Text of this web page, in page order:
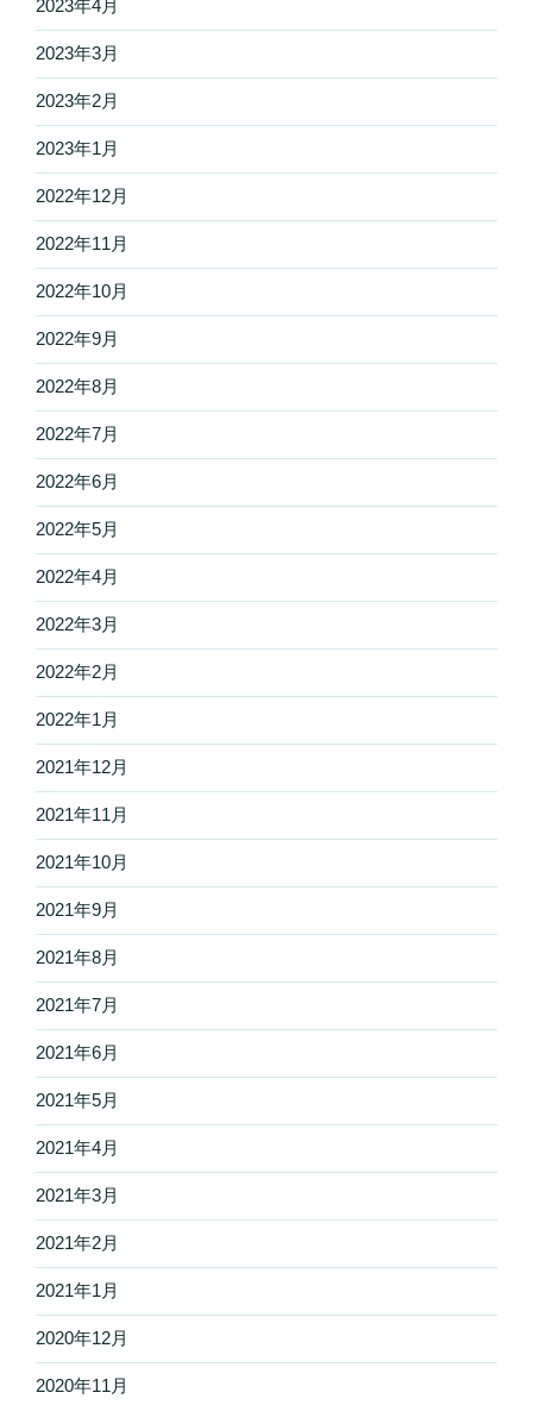
2023年4月
2023年3月
2023年2月
2023年1月
2022年12月
2022年11月
2022年10月
2022年9月
2022年8月
2022年7月
2022年6月
2022年5月
2022年4月
2022年3月
2022年2月
2022年1月
2021年12月
2021年11月
2021年10月
2021年9月
2021年8月
2021年7月
2021年6月
2021年5月
2021年4月
2021年3月
2021年2月
2021年1月
2020年12月
2020年11月